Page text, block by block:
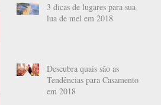
3 dicas de lugares para sua
lua de mel em 2018
Descubra quais são as
Tendências para Casamentos
em 2018